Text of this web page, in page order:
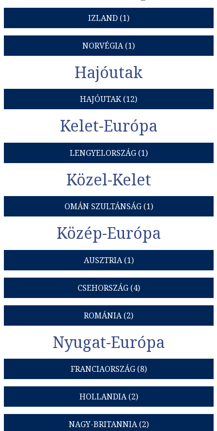
IZLAND (1)
NORVÉGIA (1)
Hajóutak
HAJÓUTAK (12)
Kelet-Európa
LENGYELORSZÁG (1)
Közel-Kelet
OMÁN SZULTÁNSÁG (1)
Közép-Európa
AUSZTRIA (1)
CSEHORSZÁG (4)
ROMÁNIA (2)
Nyugat-Európa
FRANCIAORSZÁG (8)
HOLLANDIA (2)
NAGY-BRITANNIA (2)